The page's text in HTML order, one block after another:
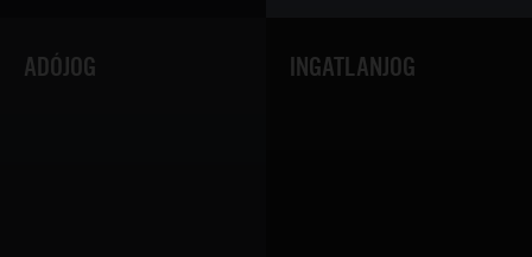
ADÓJOG INGATLANJOG